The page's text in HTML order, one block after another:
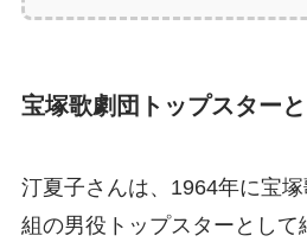
宝塚歌劇団トップスター
汀夏子さんは、1964年に宝
組の男役トップスターとして